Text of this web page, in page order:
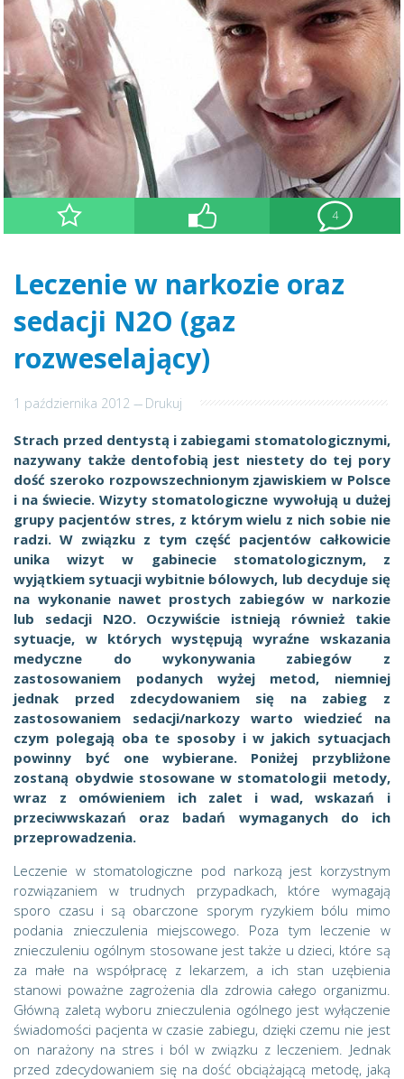
4
Leczenie w narkozie oraz
sedacji N2O (gaz
rozweselający)
1 października 2012--- Drukuj
Strach przed dentystą i zabiegami stomatologicznymi,
nazywany także dentofobią jest niestety do tej pory
dość szeroko rozpowszechnionym zjawiskiem w Polsce
i na świecie. Wizyty stomatologiczne wywołują u dużej
grupy pacjentów stres, z którym wielu z nich sobie nie
radzi. W związku z tym część pacjentów całkowicie
unika wizyt w gabinecie stomatologicznym, z
wyjątkiem sytuacji wybitnie bólowych, lub decyduje się
na wykonanie nawet prostych zabiegów w narkozie
lub sedacji N2O. Oczywiście istnieją również takie
sytuacje, w których występują wyraźne wskazania
medyczne do wykonywania zabiegów z
zastosowaniem podanych wyżej metod, niemniej
jednak przed zdecydowaniem się na zabieg z
zastosowaniem sedacji/narkozy warto wiedzieć na
czym polegają oba te sposoby i w jakich sytuacjach
powinny być one wybierane. Poniżej przybliżone
zostaną obydwie stosowane w stomatologii metody,
wraz z omówieniem ich zalet i wad, wskazań i
przeciwwskazań oraz badań wymaganych do ich
przeprowadzenia.
Leczenie w stomatologiczne pod narkozą jest korzystnym
rozwiązaniem w trudnych przypadkach, które wymagają
sporo czasu i są obarczone sporym ryzykiem bólu mimo
podania znieczulenia miejscowego. Poza tym leczenie w
znieczuleniu ogólnym stosowane jest także u dzieci, które są
za małe na współpracę z lekarzem, a ich stan uzębienia
stanowi poważne zagrożenia dla zdrowia całego organizmu.
Główną zaletą wyboru znieczulenia ogólnego jest wyłączenie
świadomości pacjenta w czasie zabiegu, dzięki czemu nie jest
on narażony na stres i ból w związku z leczeniem. Jednak
przed zdecydowaniem się na dość obciążającą metodę, jaką